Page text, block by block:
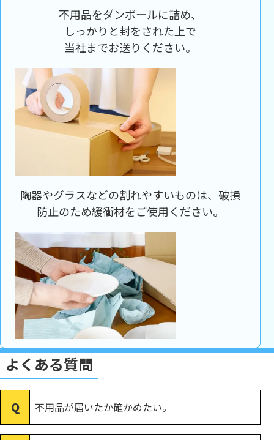
不用品をダンボールに詰め、
しっかりと封をされた上で
当社までお送りください。
陶器やグラスなどの割れやすいものは、破損
防止のため緩衝材をご使用ください。
よくある質問
不用品が届いたか確かめたい。